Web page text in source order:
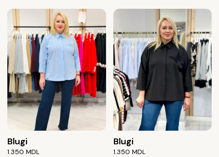
Blugi
1.350 MDL
Blugi
1.350 MDL